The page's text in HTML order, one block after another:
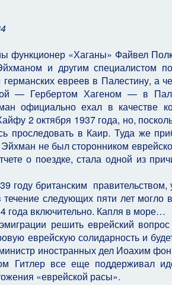
функционер «Хаганы» Файвел
и другим специалистом
евреев в Палестину, а
— Гербертом Хагеном — в
официально ехал в качестве
2 октября 1937 года, но,
проследовать в Каир. Туда же
не был сторонником
о поездке, стала одной из
году британским
следующих пяти лет могло
года включительно. Капля в море…
решить еврейский
еврейскую солидарность и
иностранных дел Иоахим
Гитлер все еще поддерживал
«еврейской расы».